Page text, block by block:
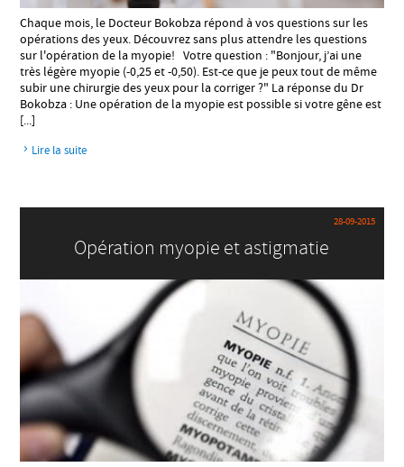
Chaque mois, le Docteur Bokobza répond à vos questions sur les
opérations des yeux. Découvrez sans plus attendre les questions
sur l'opération de la myopie! Votre question : "Bonjour, j’ai une
très légère myopie (-0,25 et -0,50). Est-ce que je peux tout de même
subir une chirurgie des yeux pour la corriger ?" La réponse du Dr
Bokobza : Une opération de la myopie est possible si votre gêne est
[...]
Lire la suite
Opération myopie et astigmatie
28-09-2015